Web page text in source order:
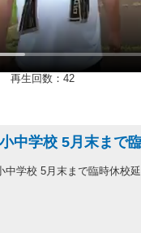
再生回数：42
中学校 5月末まで
中学校 5月末まで臨時休校